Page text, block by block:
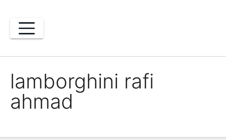
content
lamborghini rafi
ahmad